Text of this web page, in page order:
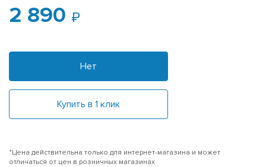
2 890
Нет
Купить в 1 клик
*Цена действительна только для интернет-магазина и может
отличаться от цен в розничных магазинах